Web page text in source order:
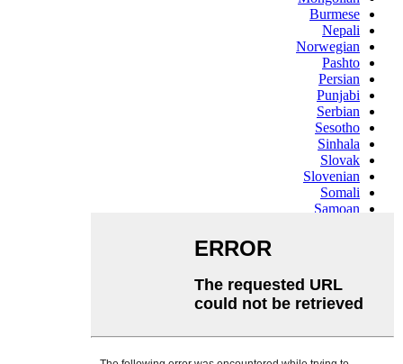
Burmese
Nepali
Norwegian
Pashto
Persian
Punjabi
Serbian
Sesotho
Sinhala
Slovak
Slovenian
Somali
Samoan
Swahili
Tajik
Telugu